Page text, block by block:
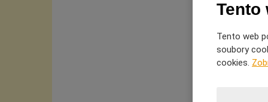
Tento
Tento web
soubory
cookies.